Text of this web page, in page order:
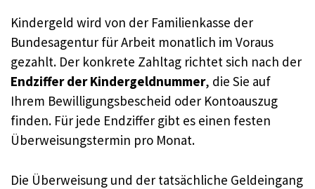
Kindergeld wird von der Familienkasse der
Bundesagentur für Arbeit monatlich im Voraus
gezahlt. Der konkrete Zahltag richtet sich nach der
Endziffer der Kindergeldnummer, die Sie auf
Ihrem Bewilligungsbescheid oder Kontoauszug
finden. Für jede Endziffer gibt es einen festen
Überweisungstermin pro Monat.
Die Überweisung und der tatsächliche Geldeingang